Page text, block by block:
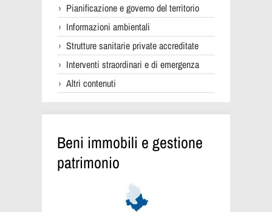
Pianificazione e governo del territorio
Informazioni ambientali
Strutture sanitarie private accreditate
Interventi straordinari e di emergenza
Altri contenuti
Beni immobili e gestione
patrimonio